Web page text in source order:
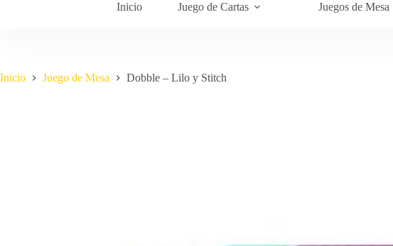
Inicio Juego de Cartas Juegos de Mesa
Inicio Juego de Mesa Dobble – Lilo y Stitch